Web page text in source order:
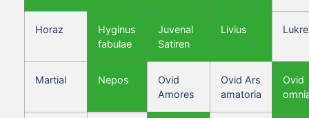
Horaz
Hyginus
fabulae
Juvenal
Satiren
Livius
Martial Nepos
Ovid
Amores
Ovid Ars
amatoria
Ovid